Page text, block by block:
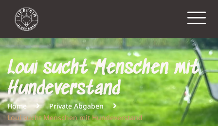
Loui sucht Menschen mit
Hundeverstand
Home
Private Abgaben
Loui sucht Menschen mit Hundeverstand